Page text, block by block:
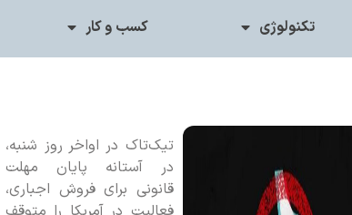
تکنولوژی کسب و کار
تیک‌تاک در اواخر روز شنبه،
در آستانه پایان مهلت
قانونی برای فروش اجباری،